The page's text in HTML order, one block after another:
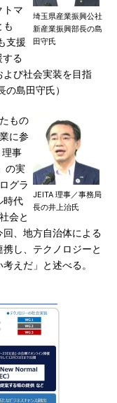
埼玉県産業振興公社
新産業振興部長の島
田守氏
トマ
も
支援
する
よび社会実装を目指
島田守氏）
JEITA 理事／事務局
長の井上治氏
もの
に参
理事
の実
グラ
時代
会と
、地方自治体による
し、テクノロジーと
えだ」と述べる。